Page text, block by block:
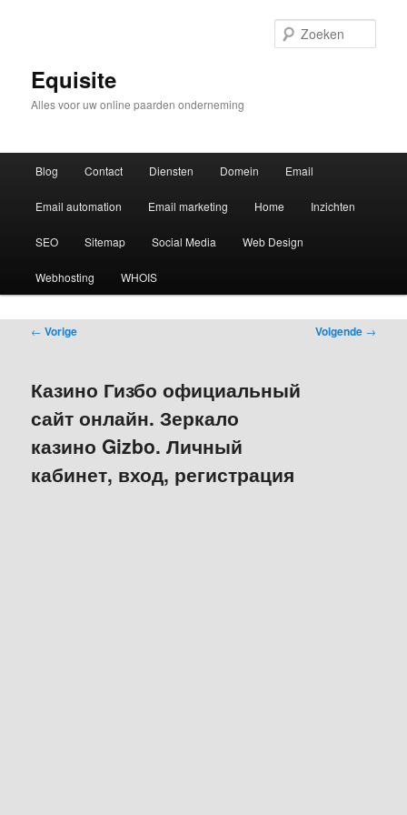
Equisite
Alles voor uw online paarden onderneming
Blog Contact Diensten Domein Email
Email automation Email marketing Home Inzichten
SEO Sitemap Social Media Web Design
Webhosting WHOIS
Bericht
← Vorige Volgende →
Казино Гизбо официальный
сайт онлайн. Зеркало
казино Gizbo. Личный
кабинет, вход, регистрация